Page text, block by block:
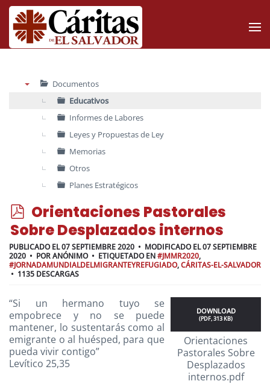
Skip to main content
Documentos
Educativos
Informes de Labores
Leyes y Propuestas de Ley
Memorias
Otros
Planes Estratégicos
p
d
f
Orientaciones Pastorales
Sobre Desplazados internos
PUBLICADO EL 07 SEPTIEMBRE 2020
MODIFICADO EL 07 SEPTIEMBRE
2020
PORANÓNIMO ETIQUETADO EN#JMMR2020,
#JORNADAMUNDIALDELMIGRANTEYREFUGIADO,CÁRITAS-EL-SALVADOR
1135 DESCARGAS
DOWNLOAD
(PDF,313 KB)
Orientaciones
Pastorales Sobre
Desplazados
internos.pdf
“Si un hermano tuyo se
empobrece y no se puede
mantener, lo sustentarás como al
emigrante o al huésped, para que
pueda vivir contigo”
Levítico 25,35